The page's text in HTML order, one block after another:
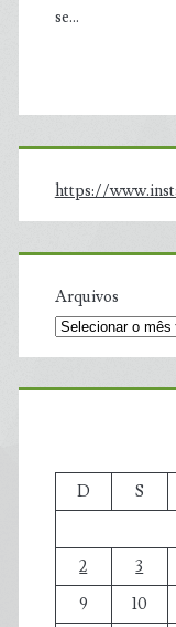
se…
https://
Arquivos
D
S
2
3
9
10